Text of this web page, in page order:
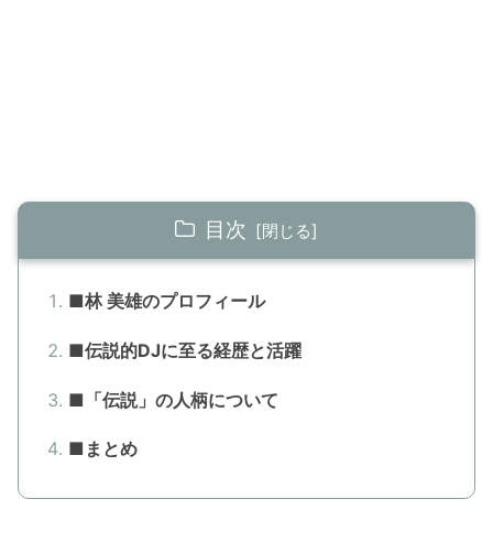
目次
■林 美雄のプロフィール
■伝説的DJに至る経歴と活躍
■「伝説」の人柄について
■まとめ